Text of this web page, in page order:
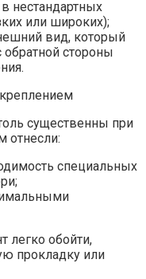
нестандартных
или широких);
вид, который
стороны
существенны при
отнесли:
специальных
легко обойти,
прокладку или